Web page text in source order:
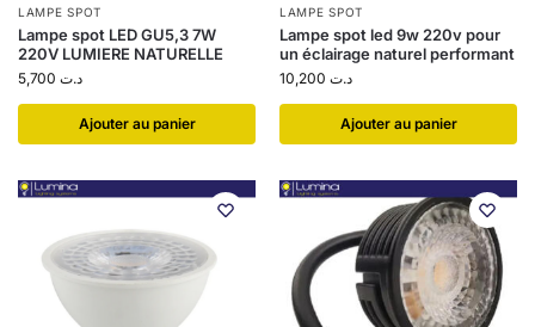
LAMPE SPOT
Lampe spot LED GU5,3 7W
220V LUMIERE NATURELLE
د.ت
Ajouter au panier
LAMPE SPOT
Lampe spot led 9w 220v pour
un éclairage naturel performant
د.ت
Ajouter au panier